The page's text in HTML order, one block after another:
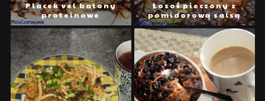
Placek vel batony
proteinowe
Łosoś pieczony z
pomidorową salsą